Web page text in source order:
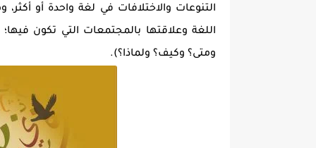
التنوعات والاختلافات في لغة واحدة أو
اللغة وعلاقتها بالمجتمعات التي تكون
ومتى؟ وكيف؟ ولماذا؟).